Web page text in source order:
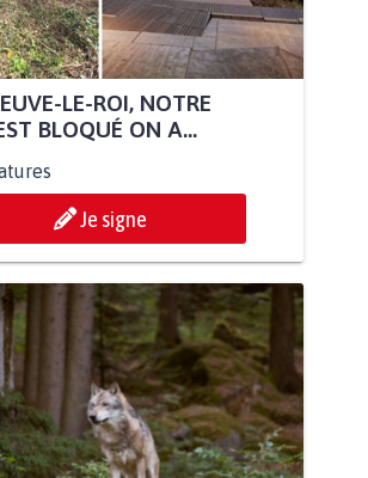
LE-ROI, NOTRE
BLOQUÉ ON A...
Je signe